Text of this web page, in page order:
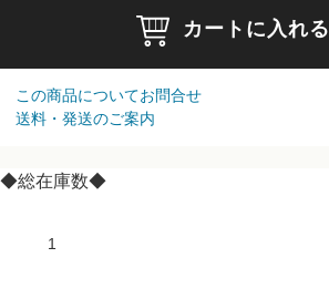
カートに入れる
この商品についてお問合せ
送料・発送のご案内
◆総在庫数◆
1